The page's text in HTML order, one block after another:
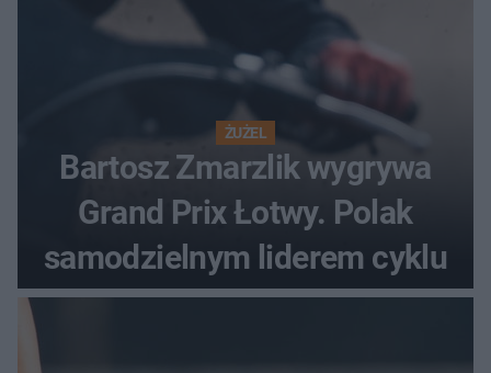
ŻUŻEL
Bartosz Zmarzlik wygrywa
Grand Prix Łotwy. Polak
samodzielnym liderem cyklu